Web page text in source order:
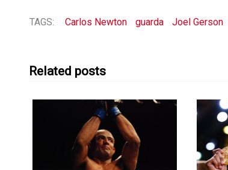
TAGS: Carlos Newton guarda Joel Gerson
Related posts